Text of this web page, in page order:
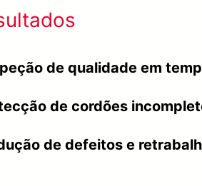
de qualidade em
de cordões
de defeitos e